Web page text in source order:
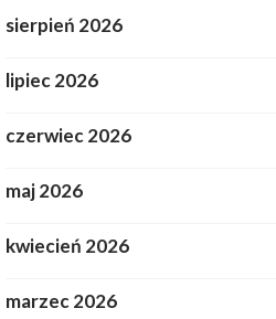
sierpień 2026
lipiec 2026
czerwiec 2026
maj 2026
kwiecień 2026
marzec 2026